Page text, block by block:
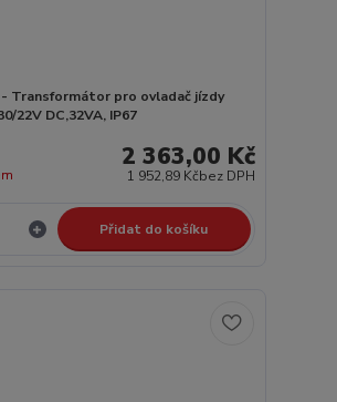
- Transformátor pro ovladač jízdy
22V DC,32VA, IP67
2 363,00 Kč
1 952,89 Kčbez DPH
Přidat do košíku